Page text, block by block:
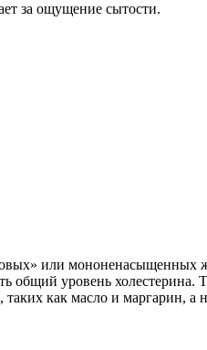
за ощущение сытости.
или мононенасыщенных
общий уровень
как масло и маргарин,